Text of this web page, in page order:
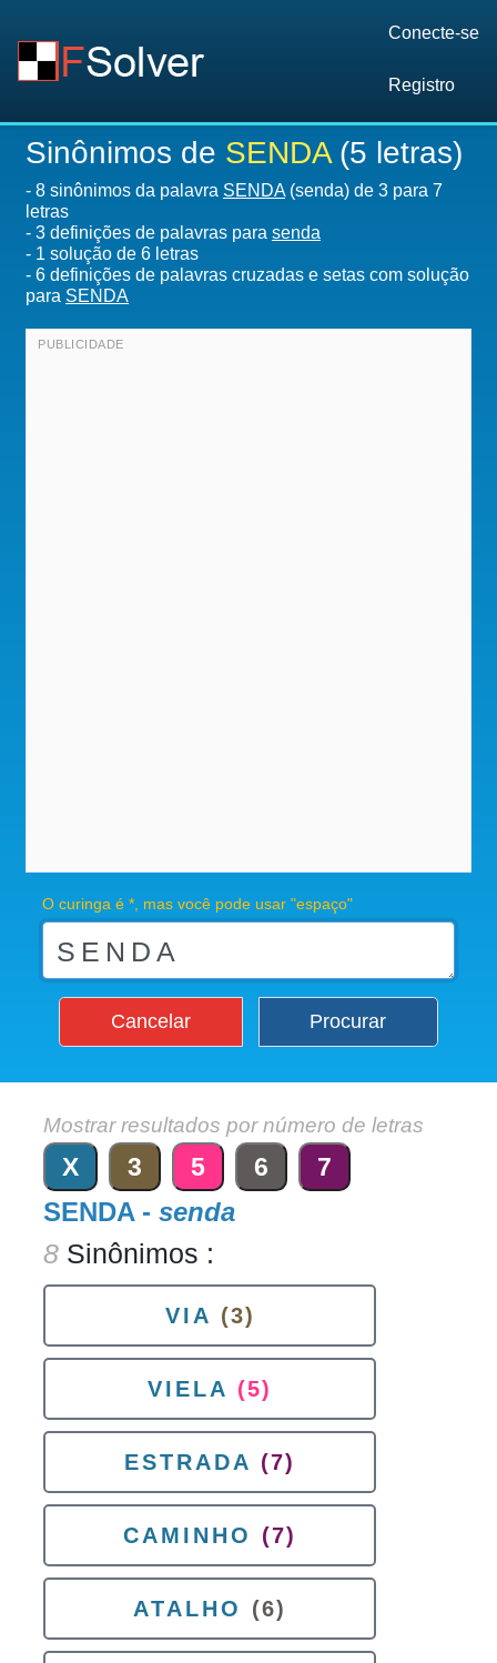
Conecte-se
Registro
Sinônimos de SENDA(5 letras)
- 8 sinônimos da palavra SENDA(senda) de 3 para 7
letras
- 3 definições de palavras para senda
- 1 solução de 6 letras
- 6 definições de palavras cruzadas e setas com solução
para SENDA
O curinga é *, mas você pode usar "espaço"
Cancelar Procurar
Mostrar resultados por número de letras
X 3 5 6 7
SENDA - senda
8 Sinônimos :
VIA (3)
VIELA (5)
ESTRADA (7)
CAMINHO (7)
ATALHO (6)